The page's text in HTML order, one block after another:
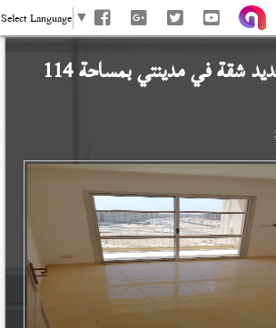
Select Language ▼
شقة فيمدينتي بمساحة 114